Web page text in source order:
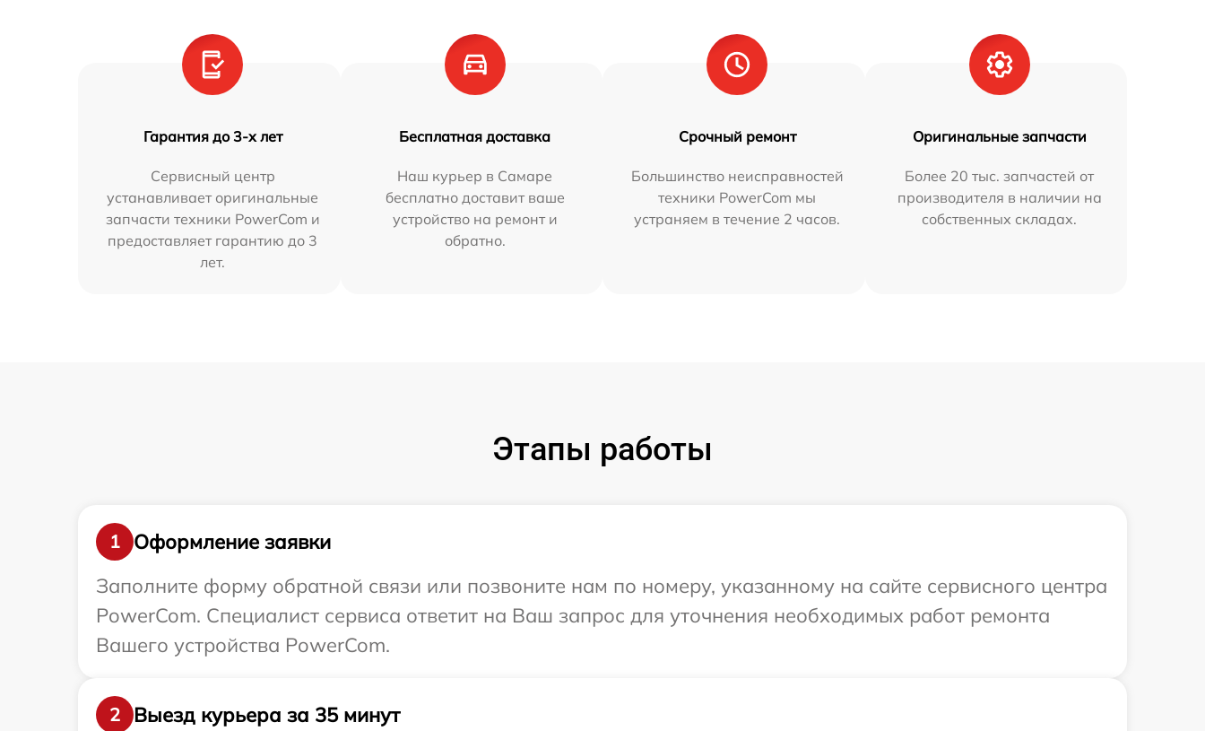
Гарантия до 3-х лет
Сервисный центр
устанавливает оригинальные
запчасти техники PowerCom и
предоставляет гарантию до 3
лет.
Бесплатная доставка
Наш курьер в Самаре
бесплатно доставит ваше
устройство на ремонт и
обратно.
Срочный ремонт
Большинство неисправностей
техники PowerCom мы
устраняем в течение 2 часов.
Оригинальные запчасти
Более 20 тыс. запчастей от
производителя в наличии на
собственных складах.
Этапы работы
1
Оформление заявки
Заполните форму обратной связи или позвоните нам по номеру, указанному на сайте сервисного центра
PowerCom. Специалист сервиса ответит на Ваш запрос для уточнения необходимых работ ремонта
Вашего устройства PowerCom.
2
Выезд курьера за 35 минут